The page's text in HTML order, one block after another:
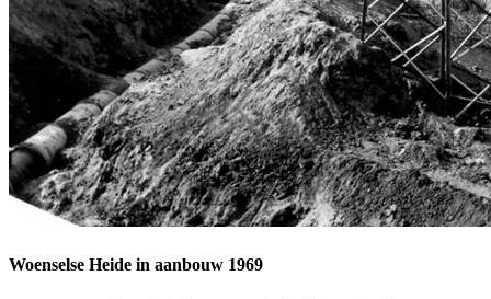
Woenselse Heide in aanbouw 1969